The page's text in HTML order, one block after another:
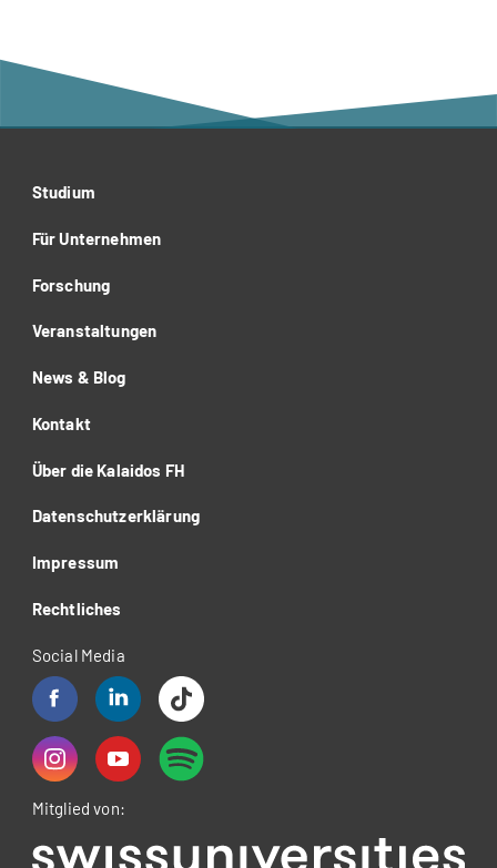
Studium
Für Unternehmen
Forschung
Veranstaltungen
News & Blog
Kontakt
Über die Kalaidos FH
Datenschutzerklärung
Impressum
Rechtliches
Social Media
Mitglied von: